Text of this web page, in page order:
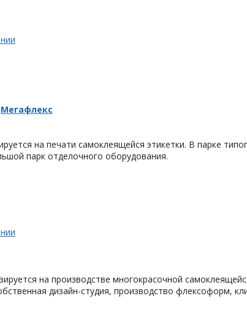
Мегафлекс
на печати самоклеящейся этикетки. В парке
парк отделочного оборудования.
на производстве многокрасочной
дизайн-студия, производство флексоформ,